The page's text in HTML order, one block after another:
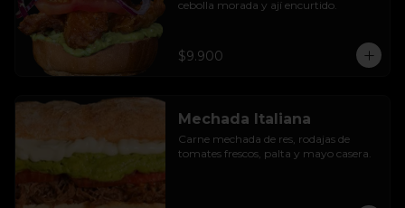
cebolla morada y ají encurtido.
$9.900
Mechada Italiana
Carne mechada de res, rodajas de
tomates frescos, palta y mayo casera.